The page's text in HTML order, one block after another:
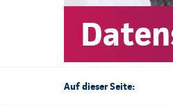
Auf dieser Seite: